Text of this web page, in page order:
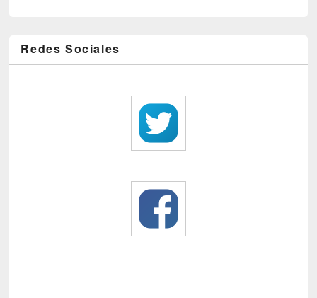
Redes Sociales